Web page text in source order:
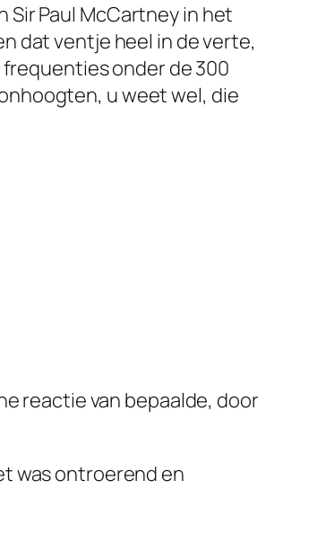
Paul McCartney in het
dat ventje heel in de verte,
frequenties onder de 300
u weet wel, die
reactie van bepaalde, door
was ontroerend en